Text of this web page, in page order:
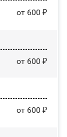
от 600 ₽
от 600 ₽
от 600 ₽